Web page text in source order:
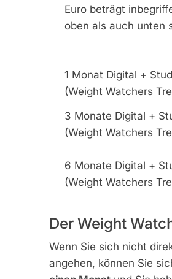
Euro beträgt
oben als auch unten
1 Monat Digital +
(Weight Watchers
3 Monate Digital +
(Weight Watchers
6 Monate Digital +
(Weight Watchers
Der Weight
Wenn Sie sich nicht
angehen, können Sie